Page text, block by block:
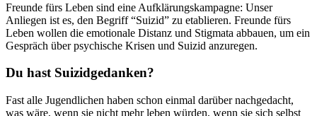
Freunde fürs Leben sind eine Aufklärungskampagne: Unser
Anliegen ist es, den Begriff “Suizid” zu etablieren. Freunde fürs
Leben wollen die emotionale Distanz und Stigmata abbauen, um ein
Gespräch über psychische Krisen und Suizid anzuregen.
Du hast Suizidgedanken?
Fast alle Jugendlichen haben schon einmal darüber nachgedacht,
was wäre, wenn sie nicht mehr leben würden, wenn sie sich selbst